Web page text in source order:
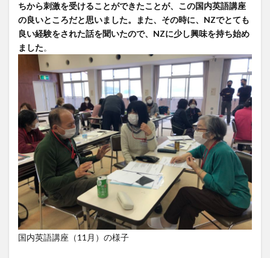
ちから刺激を受けることができたことが、この国内英語講座
の良いところだと思いました。また、その時に、NZでとても
良い経験をされた話を聞いたので、NZに少し興味を持ち始め
ました。
国内英語講座（11月）の様子